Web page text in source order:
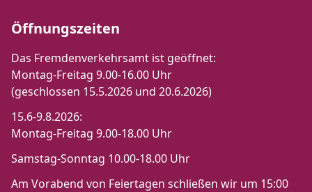
Öffnungszeiten
Das Fremdenverkehrsamt ist geöffnet:
Montag-Freitag 9.00-16.00 Uhr
(geschlossen 15.5.2026 und 20.6.2026)
15.6-9.8.2026:
Montag-Freitag 9.00-18.00 Uhr
Samstag-Sonntag 10.00-18.00 Uhr
Am Vorabend von Feiertagen schließen wir um 15:00